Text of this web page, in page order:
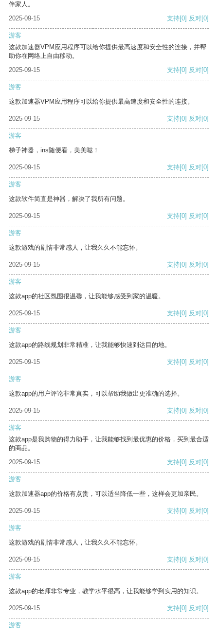
伴家人。
2025-09-15
支持[0] 反对[0]
游客
这款加速器VPM应用程序可以给你提供最高速度和安全性的连接，并帮
助你在网络上自由移动。
2025-09-15
支持[0] 反对[0]
游客
这款加速器VPM应用程序可以给你提供最高速度和安全性的连接。
2025-09-15 支持[0] 反对[0]
游客
梯子神器，ins随便看，美美哒！
2025-09-15 支持[0] 反对[0]
游客
这款软件简直是神器，解决了我所有问题。
2025-09-15 支持[0] 反对[0]
游客
这款游戏的剧情非常感人，让我久久不能忘怀。
2025-09-15 支持[0] 反对[0]
游客
这款app的社区氛围很温馨，让我能够感受到家的温暖。
2025-09-15 支持[0] 反对[0]
游客
这款app的路线规划非常精准，让我能够快速到达目的地。
2025-09-15 支持[0] 反对[0]
游客
这款app的用户评论非常真实，可以帮助我做出更准确的选择。
2025-09-15 支持[0] 反对[0]
游客
这款app是我购物的得力助手，让我能够找到最优惠的价格，买到最合适
的商品。
2025-09-15
支持[0] 反对[0]
游客
这款加速器app的价格有点贵，可以适当降低一些，这样会更加亲民。
2025-09-15 支持[0] 反对[0]
游客
这款游戏的剧情非常感人，让我久久不能忘怀。
2025-09-15 支持[0] 反对[0]
游客
这款app的老师非常专业，教学水平很高，让我能够学到实用的知识。
2025-09-15 支持[0] 反对[0]
游客